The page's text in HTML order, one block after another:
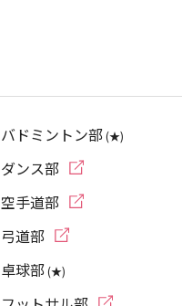
バドミントン部(★)
ダンス部
空手道部
弓道部
卓球部(★)